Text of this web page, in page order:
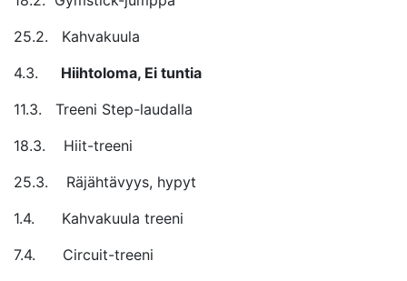
25.2. Kahvakuula
4.3. Hiihtoloma, Ei tuntia
11.3. Treeni Step-laudalla
18.3. Hiit-treeni
25.3. Räjähtävyys, hypyt
1.4. Kahvakuula treeni
7.4. Circuit-treeni